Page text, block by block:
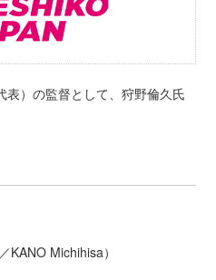
表）の監督として、狩野倫久氏
Michihisa）